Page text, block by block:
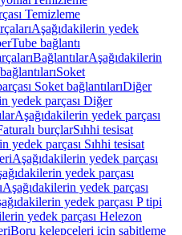
Temizleme
Aşağıdakilerin yedek
bağlantı
BağlantılarAşağıdakilerin
Soket
Soket bağlantılarıDiğer
yedek parçası Diğer
Aşağıdakilerin yedek parçası
burçlarSıhhi tesisat
yedek parçası Sıhhi tesisat
Aşağıdakilerin yedek parçası
yedek parçası
Aşağıdakilerin yedek parçası
yedek parçası P tipi
yedek parçası Helezon
Boru kelepçeleri için sabitleme